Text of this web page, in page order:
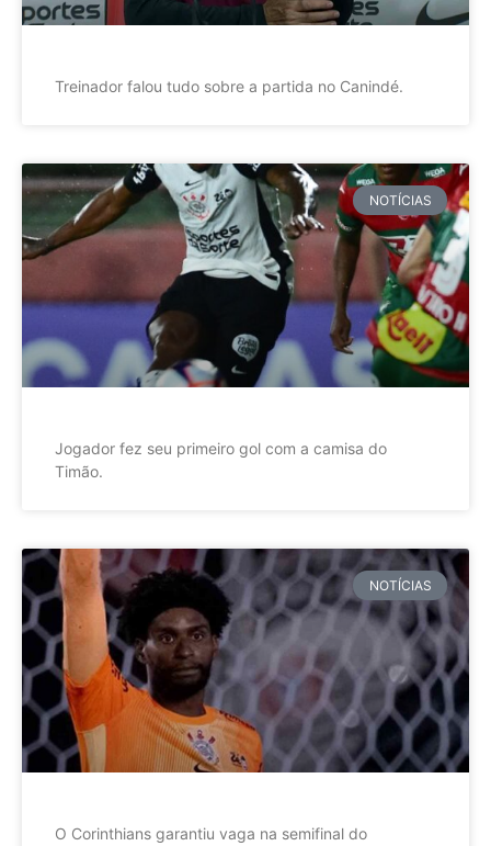
Treinador falou tudo sobre a partida no Canindé.
NOTÍCIAS
Jogador fez seu primeiro gol com a camisa do
Timão.
NOTÍCIAS
O Corinthians garantiu vaga na semifinal do